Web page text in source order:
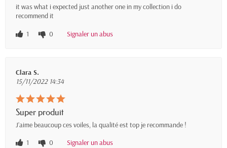
it was what i expected just another one in my collection i do
recommend it
1
0 Signaler un abus
Clara S.
15/11/2022 14:34
Super produit
J’aime beaucoup ces voiles, la qualité est top je recommande !
1
0 Signaler un abus